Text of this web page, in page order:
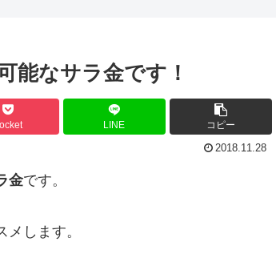
能なサラ金です！
LINE コピー
2018.11.28
金です。
します。